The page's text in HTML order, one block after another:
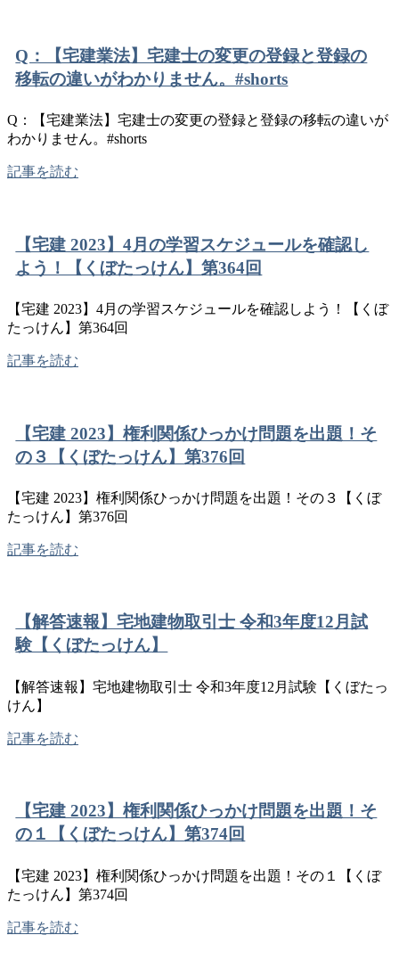
Q：【宅建業法】宅建士の変更の登録と登録の
移転の違いがわかりません。#shorts
Q：【宅建業法】宅建士の変更の登録と登録の移転の違いが
わかりません。#shorts
記事を読む
【宅建 2023】4月の学習スケジュールを確認し
よう！【くぼたっけん】第364回
【宅建 2023】4月の学習スケジュールを確認しよう！【くぼ
たっけん】第364回
記事を読む
【宅建 2023】権利関係ひっかけ問題を出題！そ
の３【くぼたっけん】第376回
【宅建 2023】権利関係ひっかけ問題を出題！その３【くぼ
たっけん】第376回
記事を読む
【解答速報】宅地建物取引士 令和3年度12月試
験【くぼたっけん】
【解答速報】宅地建物取引士 令和3年度12月試験【くぼたっ
けん】
記事を読む
【宅建 2023】権利関係ひっかけ問題を出題！そ
の１【くぼたっけん】第374回
【宅建 2023】権利関係ひっかけ問題を出題！その１【くぼ
たっけん】第374回
記事を読む